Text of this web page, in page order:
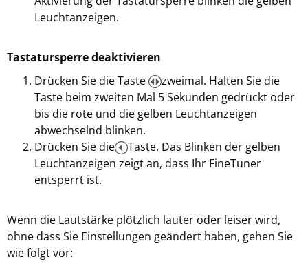
Leuchtanzeigen.
Tastatursperre deaktivieren
Drücken Sie die Taste
zweimal. Halten Sie die
Taste beim zweiten Mal 5 Sekunden gedrückt oder
bis die rote und die gelben Leuchtanzeigen
abwechselnd blinken.
Drücken Sie die
Taste. Das Blinken der gelben
Leuchtanzeigen zeigt an, dass Ihr FineTuner
entsperrt ist.
Wenn die Lautstärke plötzlich lauter oder leiser wird,
ohne dass Sie Einstellungen geändert haben, gehen Sie
wie folgt vor: